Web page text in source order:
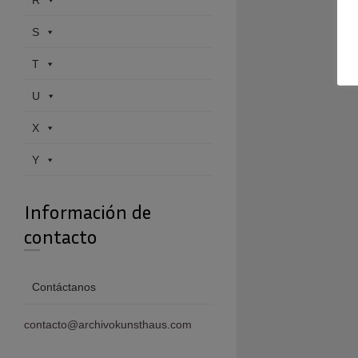
S
T
U
X
Y
Información de
contacto
Contáctanos
contacto@archivokunsthaus.com